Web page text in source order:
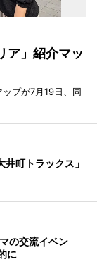
ア」紹介マッ
プが7月19日、同
町トラックス」
の交流イベン
に